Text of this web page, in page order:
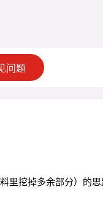
问题
挖掉多余部分）的